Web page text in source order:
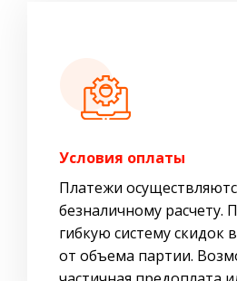
Условия оплаты
Платежи
безналичному расчету.
гибкую систему скидок
от объема партии.